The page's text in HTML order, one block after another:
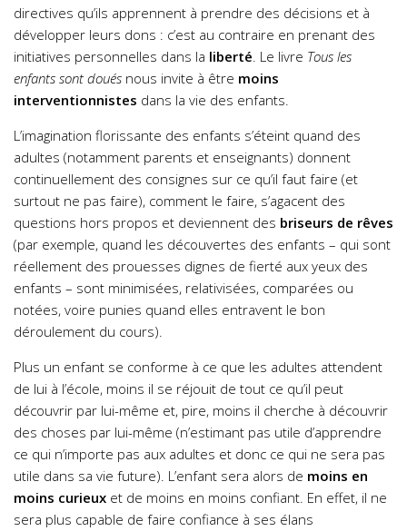
directives qu’ils apprennent à prendre des décisions et à
développer leurs dons : c’est au contraire en prenant des
initiatives personnelles dans la liberté. Le livre Tous les
enfants sont doués nous invite à être moins
interventionnistes dans la vie des enfants.
L’imagination florissante des enfants s’éteint quand des
adultes (notamment parents et enseignants) donnent
continuellement des consignes sur ce qu’il faut faire (et
surtout ne pas faire), comment le faire, s’agacent des
questions hors propos et deviennent des briseurs de rêves
(par exemple, quand les découvertes des enfants – qui sont
réellement des prouesses dignes de fierté aux yeux des
enfants – sont minimisées, relativisées, comparées ou
notées, voire punies quand elles entravent le bon
déroulement du cours).
Plus un enfant se conforme à ce que les adultes attendent
de lui à l’école, moins il se réjouit de tout ce qu’il peut
découvrir par lui-même et, pire, moins il cherche à découvrir
des choses par lui-même (n’estimant pas utile d’apprendre
ce qui n’importe pas aux adultes et donc ce qui ne sera pas
utile dans sa vie future). L’enfant sera alors de moins en
moins curieux et de moins en moins confiant. En effet, il ne
sera plus capable de faire confiance à ses élans